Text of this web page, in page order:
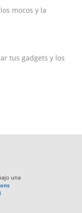
mocos y la
tus gadgets y los
una